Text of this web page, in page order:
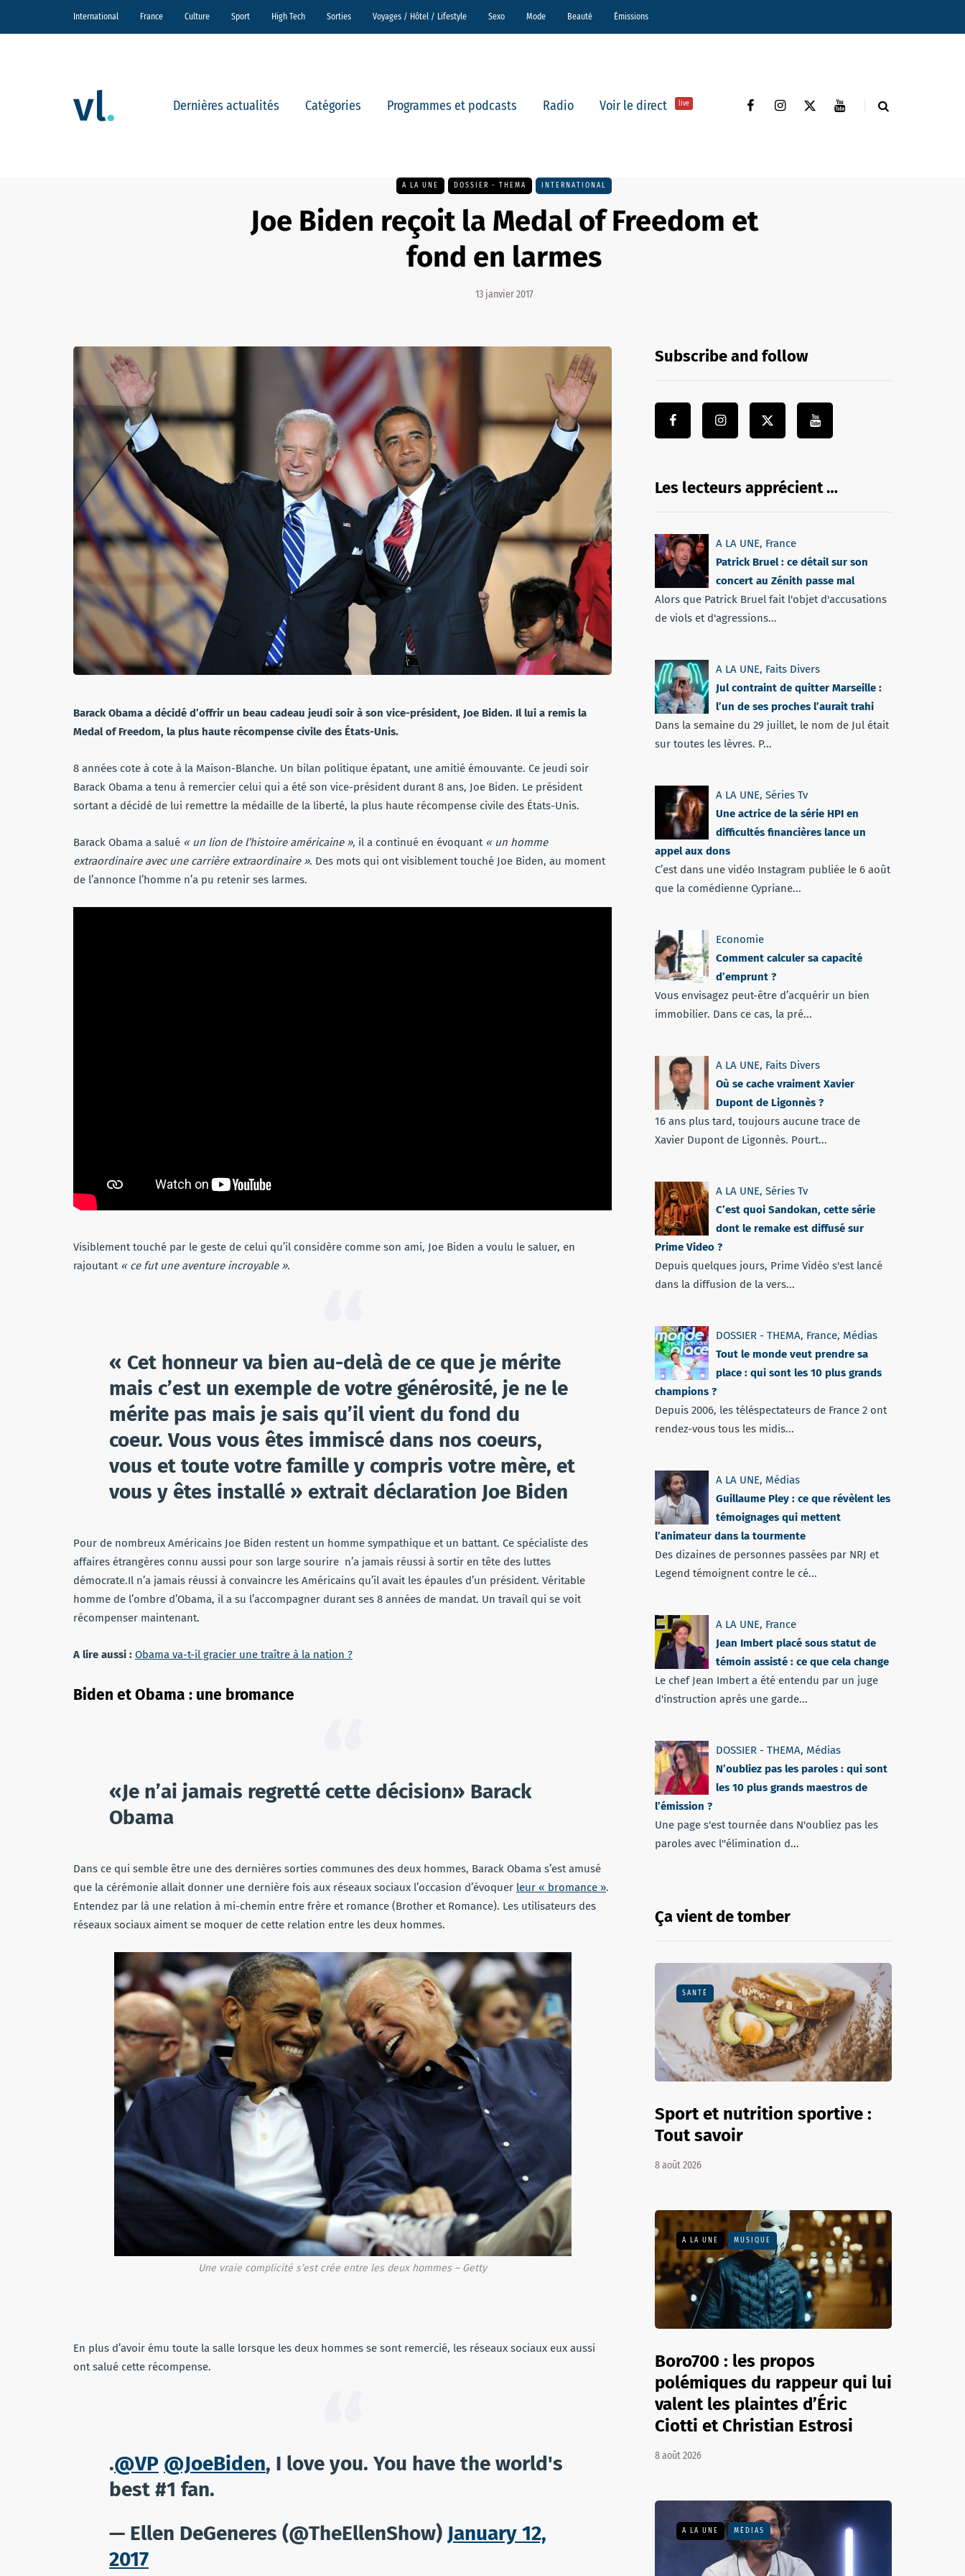
International France Culture Sport High Tech Sorties Voyages / Hôtel / Lifestyle Sexo Mode Beauté Émissions
Dernières actualités Catégories Programmes et podcasts Radio Voir le direct live
A LA UNE DOSSIER - THEMA INTERNATIONAL
Joe Biden reçoit la Medal of Freedom et
fond en larmes
13 janvier 2017
Barack Obama a décidé d’offrir un beau cadeau jeudi soir à son vice-président, Joe Biden. Il lui a remis la
Medal of Freedom, la plus haute récompense civile des États-Unis.
8 années cote à cote à la Maison-Blanche. Un bilan politique épatant, une amitié émouvante. Ce jeudi soir
Barack Obama a tenu à remercier celui qui a été son vice-président durant 8 ans, Joe Biden. Le président
sortant a décidé de lui remettre la médaille de la liberté, la plus haute récompense civile des États-Unis.
Barack Obama a salué « un lion de l’histoire américaine », il a continué en évoquant « un homme
extraordinaire avec une carrière extraordinaire ». Des mots qui ont visiblement touché Joe Biden, au moment
de l’annonce l’homme n’a pu retenir ses larmes.
Visiblement touché par le geste de celui qu’il considère comme son ami, Joe Biden a voulu le saluer, en
rajoutant « ce fut une aventure incroyable ».
« Cet honneur va bien au-delà de ce que je mérite
mais c’est un exemple de votre générosité, je ne le
mérite pas mais je sais qu’il vient du fond du
coeur. Vous vous êtes immiscé dans nos coeurs,
vous et toute votre famille y compris votre mère, et
vous y êtes installé » extrait déclaration Joe Biden
Pour de nombreux Américains Joe Biden restent un homme sympathique et un battant. Ce spécialiste des
affaires étrangères connu aussi pour son large sourire n’a jamais réussi à sortir en tête des luttes
démocrate.Il n’a jamais réussi à convaincre les Américains qu’il avait les épaules d’un président. Véritable
homme de l’ombre d’Obama, il a su l’accompagner durant ses 8 années de mandat. Un travail qui se voit
récompenser maintenant.
A lire aussi : Obama va-t-il gracier une traître à la nation ?
Biden et Obama : une bromance
«Je n’ai jamais regretté cette décision» Barack
Obama
Dans ce qui semble être une des dernières sorties communes des deux hommes, Barack Obama s’est amusé
que la cérémonie allait donner une dernière fois aux réseaux sociaux l’occasion d’évoquer leur « bromance ».
Entendez par là une relation à mi-chemin entre frère et romance (Brother et Romance). Les utilisateurs des
réseaux sociaux aiment se moquer de cette relation entre les deux hommes.
Une vraie complicité s’est crée entre les deux hommes – Getty
En plus d’avoir ému toute la salle lorsque les deux hommes se sont remercié, les réseaux sociaux eux aussi
ont salué cette récompense.
.@VP @JoeBiden, I love you. You have the world's
best #1 fan.
— Ellen DeGeneres (@TheEllenShow) January 12,
2017
Subscribe and follow
Les lecteurs apprécient …
A LA UNE, France
Patrick Bruel : ce détail sur son
concert au Zénith passe mal
Alors que Patrick Bruel fait l'objet d'accusations
de viols et d'agressions...
A LA UNE, Faits Divers
Jul contraint de quitter Marseille :
l’un de ses proches l’aurait trahi
Dans la semaine du 29 juillet, le nom de Jul était
sur toutes les lèvres. P...
A LA UNE, Séries Tv
Une actrice de la série HPI en
difficultés financières lance un
appel aux dons
C’est dans une vidéo Instagram publiée le 6 août
que la comédienne Cypriane...
Economie
Comment calculer sa capacité
d’emprunt ?
Vous envisagez peut-être d’acquérir un bien
immobilier. Dans ce cas, la pré...
A LA UNE, Faits Divers
Où se cache vraiment Xavier
Dupont de Ligonnès ?
16 ans plus tard, toujours aucune trace de
Xavier Dupont de Ligonnès. Pourt...
A LA UNE, Séries Tv
C’est quoi Sandokan, cette série
dont le remake est diffusé sur
Prime Video ?
Depuis quelques jours, Prime Vidéo s'est lancé
dans la diffusion de la vers...
DOSSIER - THEMA, France, Médias
Tout le monde veut prendre sa
place : qui sont les 10 plus grands
champions ?
Depuis 2006, les téléspectateurs de France 2 ont
rendez-vous tous les midis...
A LA UNE, Médias
Guillaume Pley : ce que révèlent les
témoignages qui mettent
l’animateur dans la tourmente
Des dizaines de personnes passées par NRJ et
Legend témoignent contre le cé...
A LA UNE, France
Jean Imbert placé sous statut de
témoin assisté : ce que cela change
Le chef Jean Imbert a été entendu par un juge
d'instruction après une garde...
DOSSIER - THEMA, Médias
N’oubliez pas les paroles : qui sont
les 10 plus grands maestros de
l’émission ?
Une page s'est tournée dans N'oubliez pas les
paroles avec l''élimination d...
Ça vient de tomber
SANTÉ
Sport et nutrition sportive :
Tout savoir
8 août 2026
A LA UNE MUSIQUE
Boro700 : les propos
polémiques du rappeur qui lui
valent les plaintes d’Éric
Ciotti et Christian Estrosi
8 août 2026
A LA UNE MÉDIAS